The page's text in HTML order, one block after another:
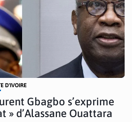
D'IVOIRE
Gbagbo s’exprime
» d’Alassane Ouattara